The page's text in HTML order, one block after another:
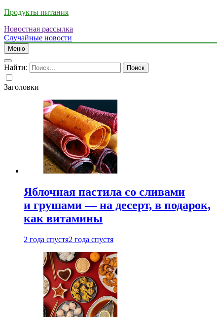
Продукты питания
Новостная рассылка
Случайные новости
Меню
Найти:
Заголовки
Яблочная пастила со сливами
и грушами — на десерт, в подарок,
как витамины
2 года спустя2 года спустя